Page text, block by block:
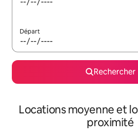
Départ
Rechercher
Locations moyenne et
proximité